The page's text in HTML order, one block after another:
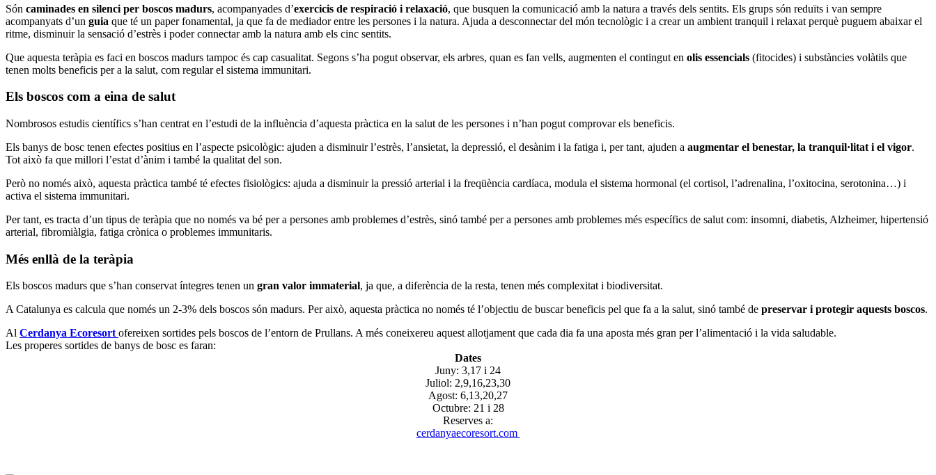
Són caminades en silenci per boscos madurs, acompanyades d’exercicis de respiració i relaxació, que busquen la comunicació amb la natura a través dels sentits. Els grups són reduïts i van sempre
acompanyats d’un guia que té un paper fonamental, ja que fa de mediador entre les persones i la natura. Ajuda a desconnectar del món tecnològic i a crear un ambient tranquil i relaxat perquè puguem abaixar el
ritme, disminuir la sensació d’estrès i poder connectar amb la natura amb els cinc sentits.
Que aquesta teràpia es faci en boscos madurs tampoc és cap casualitat. Segons s’ha pogut observar, els arbres, quan es fan vells, augmenten el contingut en olis essencials (fitocides) i substàncies volàtils que
tenen molts beneficis per a la salut, com regular el sistema immunitari.
Els boscos com a eina de salut
Nombrosos estudis científics s’han centrat en l’estudi de la influència d’aquesta pràctica en la salut de les persones i n’han pogut comprovar els beneficis.
Els banys de bosc tenen efectes positius en l’aspecte psicològic: ajuden a disminuir l’estrès, l’ansietat, la depressió, el desànim i la fatiga i, per tant, ajuden a augmentar el benestar, la tranquil·litat i el vigor.
Tot això fa que millori l’estat d’ànim i també la qualitat del son.
Però no només això, aquesta pràctica també té efectes fisiològics: ajuda a disminuir la pressió arterial i la freqüència cardíaca, modula el sistema hormonal (el cortisol, l’adrenalina, l’oxitocina, serotonina…) i
activa el sistema immunitari.
Per tant, es tracta d’un tipus de teràpia que no només va bé per a persones amb problemes d’estrès, sinó també per a persones amb problemes més específics de salut com: insomni, diabetis, Alzheimer, hipertensió
arterial, fibromiàlgia, fatiga crònica o problemes immunitaris.
Més enllà de la teràpia
Els boscos madurs que s’han conservat íntegres tenen un gran valor immaterial, ja que, a diferència de la resta, tenen més complexitat i biodiversitat.
A Catalunya es calcula que només un 2-3% dels boscos són madurs. Per això, aquesta pràctica no només té l’objectiu de buscar beneficis pel que fa a la salut, sinó també de preservar i protegir aquests boscos.
Al Cerdanya Ecoresort ofereixen sortides pels boscos de l’entorn de Prullans. A més coneixereu aquest allotjament que cada dia fa una aposta més gran per l’alimentació i la vida saludable.
Les properes sortides de banys de bosc es faran:
Dates
Juny: 3,17 i 24
Juliol: 2,9,16,23,30
Agost: 6,13,20,27
Octubre: 21 i 28
Reserves a:
cerdanyaecoresort.com